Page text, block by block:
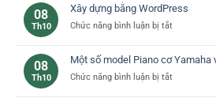
cơ
yamaha
–
chọn
tưởng
08
Th10
Xây dựng bằng WordPress
Chức năng bình luận bị tắtở
bằng
WordPress
08
Th10
Một số model Piano cơ Yamaha
Chức năng bình luận bị tắtở